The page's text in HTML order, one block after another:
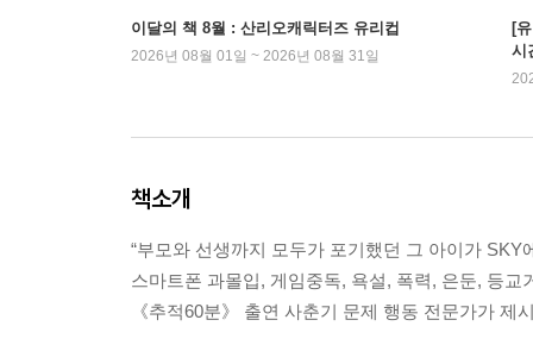
이달의 책 8월 : 산리오캐릭터즈 유리컵
2026년 08월 01일 ~ 2026년 08월 31일
[
시
책소개
“부모와 선생까지 모두가 포기했던 그 아이가 SKY
스마트폰 과몰입, 게임중독, 욕설, 폭력, 은둔, 등교
《추적60분》 출연 사춘기 문제 행동 전문가가 제